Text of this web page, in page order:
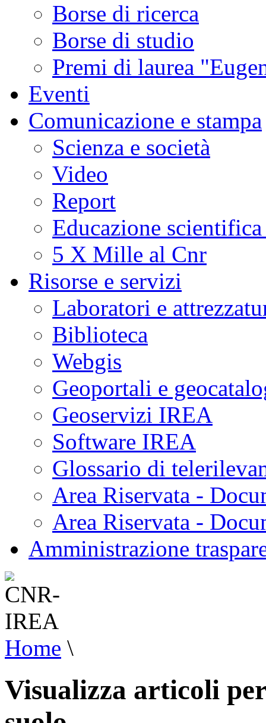
Borse di ricerca
Borse di studio
Premi di laurea
Eventi
Comunicazione e stampa
Scienza e società
Video
Report
Educazione
5 X Mille al Cnr
Risorse e servizi
Laboratori e
Biblioteca
Webgis
Geoportali e
Geoservizi IREA
Software IREA
Glossario di
Area Riservata -
Area Riservata -
Amministrazione
Home \
Visualizza articoli